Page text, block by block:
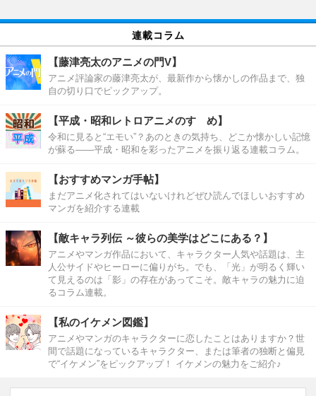
連載コラム
【藤津亮太のアニメの門V】
アニメ評論家の藤津亮太が、最新作から懐かしの作品まで、独
自の切り口でピックアップ。
【平成・昭和レトロアニメのすゝめ】
令和に見ると“エモい”？あのときの気持ち、どこか懐かしい記憶
が蘇る――平成・昭和を彩ったアニメを振り返る連載コラム。
【おすすめマンガ手帖】
まだアニメ化されてはいないけれどぜひ読んでほしいおすすめ
マンガを紹介する連載
【敵キャラ列伝 ～彼らの美学はどこにある？】
アニメやマンガ作品において、キャラクター人気や話題は、主
人公サイドやヒーローに偏りがち。でも、「光」が明るく輝い
て見えるのは「影」の存在があってこそ。敵キャラの魅力に迫
るコラム連載。
【私のイケメン図鑑】
アニメやマンガのキャラクターに恋したことはありますか？世
間で話題になっているキャラクター、または筆者の独断と偏見
で“イケメン”をピックアップ！ イケメンの魅力をご紹介♪